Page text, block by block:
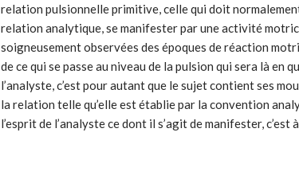
relation pulsionnelle primitive, celle qui doit
relation analytique, se manifester par une activité
soigneusement observées des époques de réaction
de ce qui se passe au niveau de la pulsion qui sera là en
l’analyste, c’est pour autant que le sujet contient ses
la relation telle qu’elle est établie par la convention
l’esprit de l’analyste ce dont il s’agit de manifester, c’est